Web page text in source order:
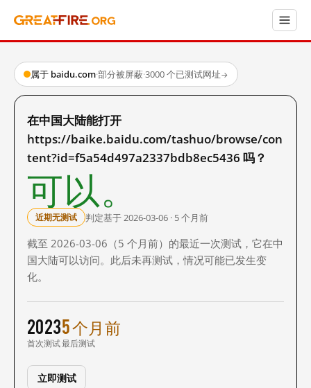
属于 baidu.com·部分被屏蔽·3000 个已测试网址→
在中国大陆能打开
https://baike.baidu.com/tashuo/browse/con
tent?id=f5a54d497a2337bdb8ec5436 吗？
可以。
近期无测试 判定基于 2026-03-06 · 5 个月前
截至 2026-03-06（5 个月前）的最近一次测试，它在中
国大陆可以访问。此后未再测试，情况可能已发生变
化。
2023
首次测试
5 个月前
最后测试
立即测试